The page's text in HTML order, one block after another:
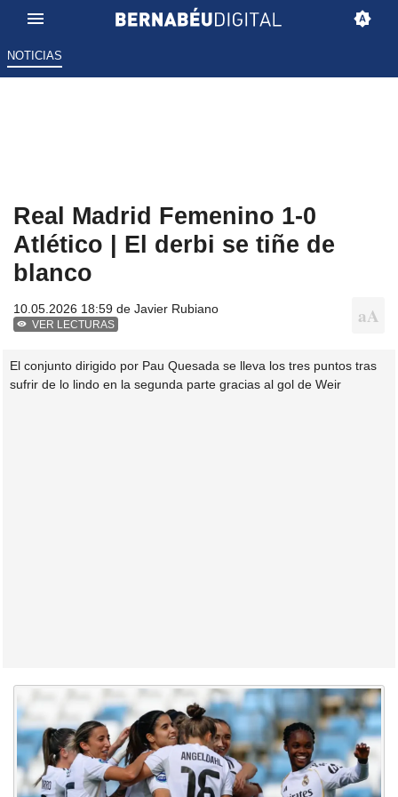
NOTICIAS
Real Madrid Femenino 1-0
Atlético | El derbi se tiñe de
blanco
10.05.2026 18:59 de Javier Rubiano
VER LECTURAS
El conjunto dirigido por Pau Quesada se lleva los tres puntos tras
sufrir de lo lindo en la segunda parte gracias al gol de Weir